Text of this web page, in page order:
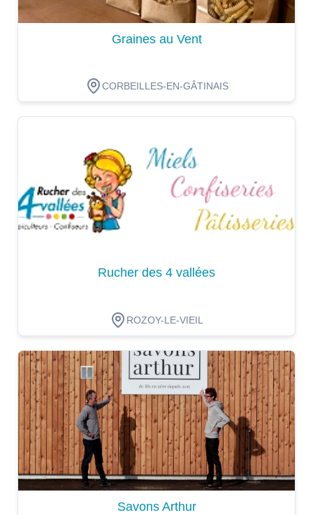
Graines au Vent
CORBEILLES-EN-GÂTINAIS
Rucher des 4 vallées
ROZOY-LE-VIEIL
Dégustation
Savons Arthur